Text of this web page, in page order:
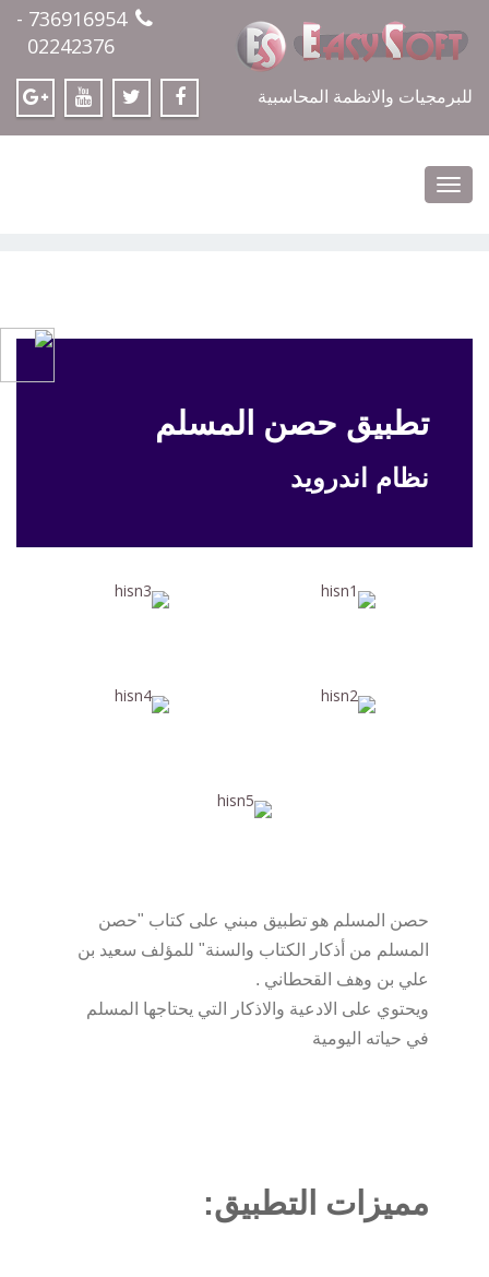
للبرمجيات والانظمة المحاسبية
736916954 -
02242376
Toggle
navigation
تطبيق حصن المسلم
نظام اندرويد
حصن المسلم هو تطبيق مبني على كتاب "حصن
المسلم من أذكار الكتاب والسنة" للمؤلف سعيد بن
علي بن وهف القحطاني .
ويحتوي على الادعية والاذكار التي يحتاجها المسلم
في حياته اليومية
مميزات التطبيق: